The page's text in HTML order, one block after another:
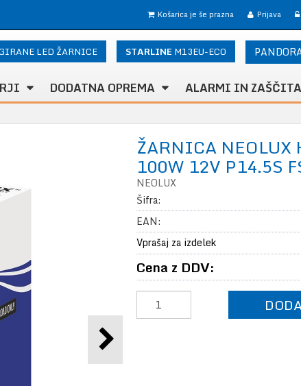
Prijava
Košarica je še prazna
STARLINE M13EU-ECO
LED ŽARNICE
DODATNA OPREMA ALARMI IN ZAŠČITA
ŽARNICA NEOLUX
100W 12V P14.5S
NEOLUX
Šifra:
EAN:
Vprašaj za izdelek
Cena z DDV: